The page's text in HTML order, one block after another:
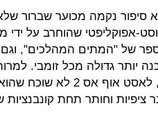
סיפור נקמה מכוער שברור
אפוקליפטי שהוחרב על ידי
של "המתים המהלכים", וגם
יותר גדולה מכל זומבי.
והטלוויזיוניות שלו,
ציפיות וחותר תחת